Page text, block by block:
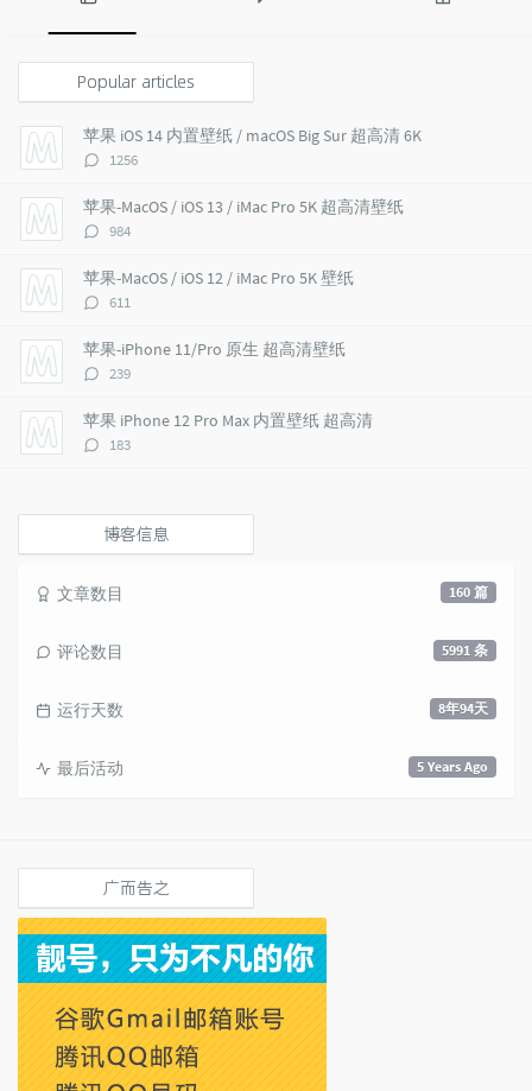
P
p
u
l
a
r
a
r
t
i
c
l
e
s
t
m
n
s
Popular articles
苹果 iOS 14 内置壁纸 / macOS Big Sur 超高清 6K
评
数：
1256
苹果-MacOS / iOS 13 / iMac Pro 5K 超高清壁纸
评
数：
984
苹果-MacOS / iOS 12 / iMac Pro 5K 壁纸
评
数：
611
苹果-iPhone 11/Pro 原生 超高清壁纸
评
数：
239
苹果 iPhone 12 Pro Max 内置壁纸 超高清
评
183
博客信息
160 篇
文章数目
5991 条
评论数目
8年94天
运行天数
5 Years Ago
最后活动
广而告之